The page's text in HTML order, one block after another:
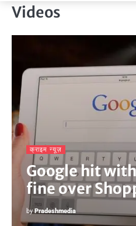
Videos
क्राइम न्यूज़
Google hit
fine over
byPradeshmedia